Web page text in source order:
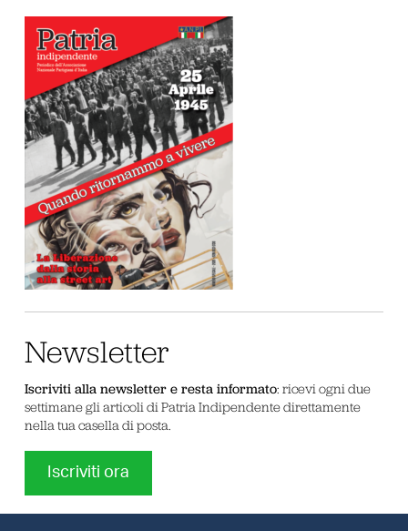
Newsletter
Iscriviti alla newsletter e resta informato: ricevi ogni due
settimane gli articoli di Patria Indipendente direttamente
nella tua casella di posta.
Iscriviti ora